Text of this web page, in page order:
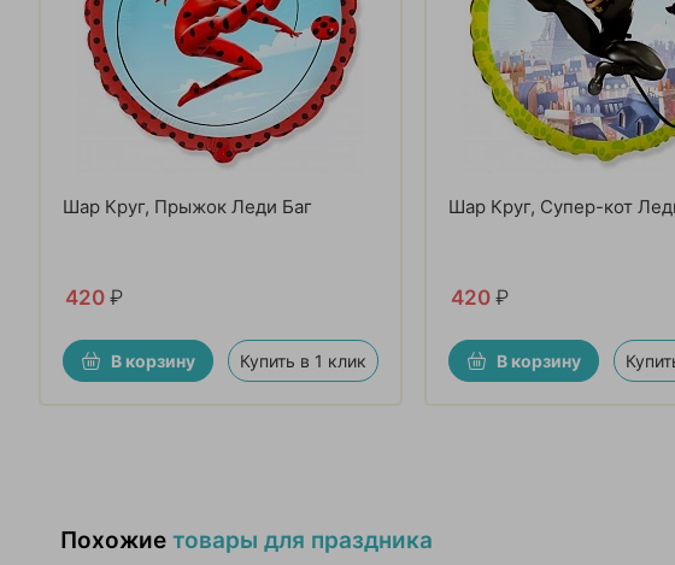
Шар Круг, Прыжок Леди Баг
420 ₽
В корзину Купить в 1 клик
Шар Круг, Супер-кот
420 ₽
В корзину
Похожие товары для праздника